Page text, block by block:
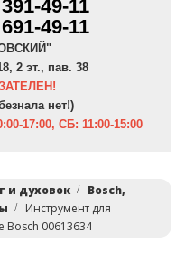
49-11
49-11
2 эт., пав. 38
нет!)
17:00, СБ: 11:00-15:00
и духовок
Bosch,
Инструмент для
Bosch 00613634